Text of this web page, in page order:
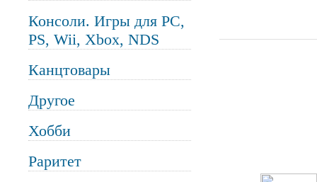
Консоли. Игры для PC,
PS, Wii, Xbox, NDS
Канцтовары
Другое
Хобби
Раритет